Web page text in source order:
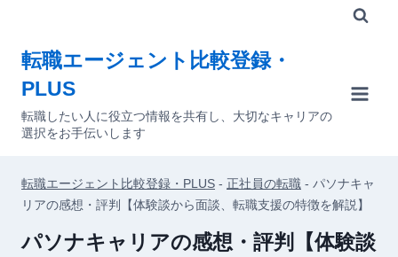
転職エージェント比較登録・
PLUS
転職したい人に役立つ情報を共有し、大切なキャリアの
選択をお手伝いします
転職エージェント比較登録・PLUS - 正社員の転職 - パソナキャ
リアの感想・評判【体験談から面談、転職支援の特徴を解説】
パソナキャリアの感想・評判【体験談